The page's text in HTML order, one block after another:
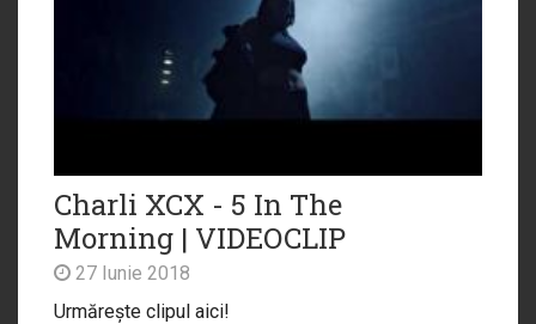
Charli XCX - 5 In The
Morning | VIDEOCLIP
27 Iunie 2018
Urmărește clipul aici!